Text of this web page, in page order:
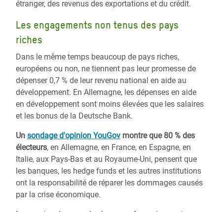
étranger, des revenus des exportations et du crédit.
Les engagements non tenus des pays
riches
Dans le même temps beaucoup de pays riches,
européens ou non, ne tiennent pas leur promesse de
dépenser 0,7 % de leur revenu national en aide au
développement. En Allemagne, les dépenses en aide
en développement sont moins élevées que les salaires
et les bonus de la Deutsche Bank.
Un sondage d'opinion YouGov montre que 80 % des
électeurs, en Allemagne, en France, en Espagne, en
Italie, aux Pays-Bas et au Royaume-Uni, pensent que
les banques, les hedge funds et les autres institutions
ont la responsabilité de réparer les dommages causés
par la crise économique.